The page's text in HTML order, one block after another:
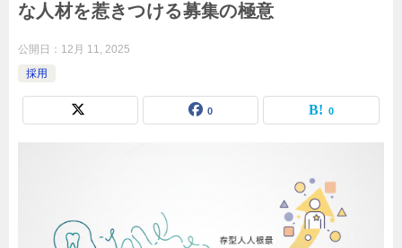
な人材を惹きつける募集の極意
公開日： 12月 11, 2025
採用
0 0